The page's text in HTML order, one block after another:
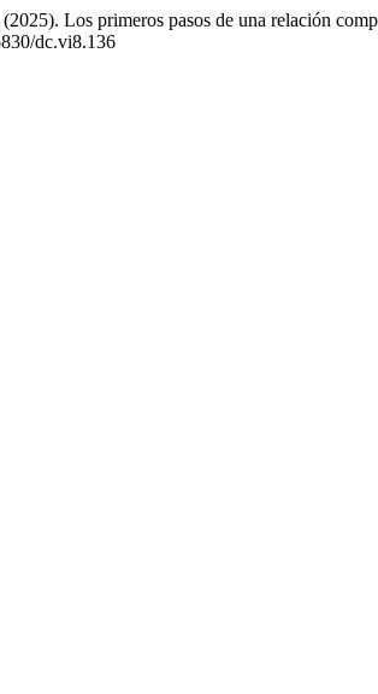
Los primeros pasos de una relación
dc.vi8.136